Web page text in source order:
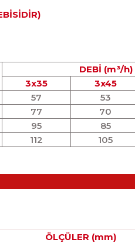
DEBİ (m³/h)
3x35 3x45
57 53
77 70
95 85
112 105
ÖLÇÜLER (mm)